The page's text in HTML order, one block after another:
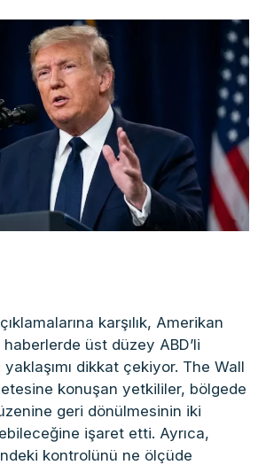
karşılık, Amerikan
haberlerde üst düzey ABD’li
dikkat çekiyor. The Wall
konuşan yetkililer, bölgede
geri dönülmesinin iki
işaret etti. Ayrıca,
kontrolünü ne ölçüde